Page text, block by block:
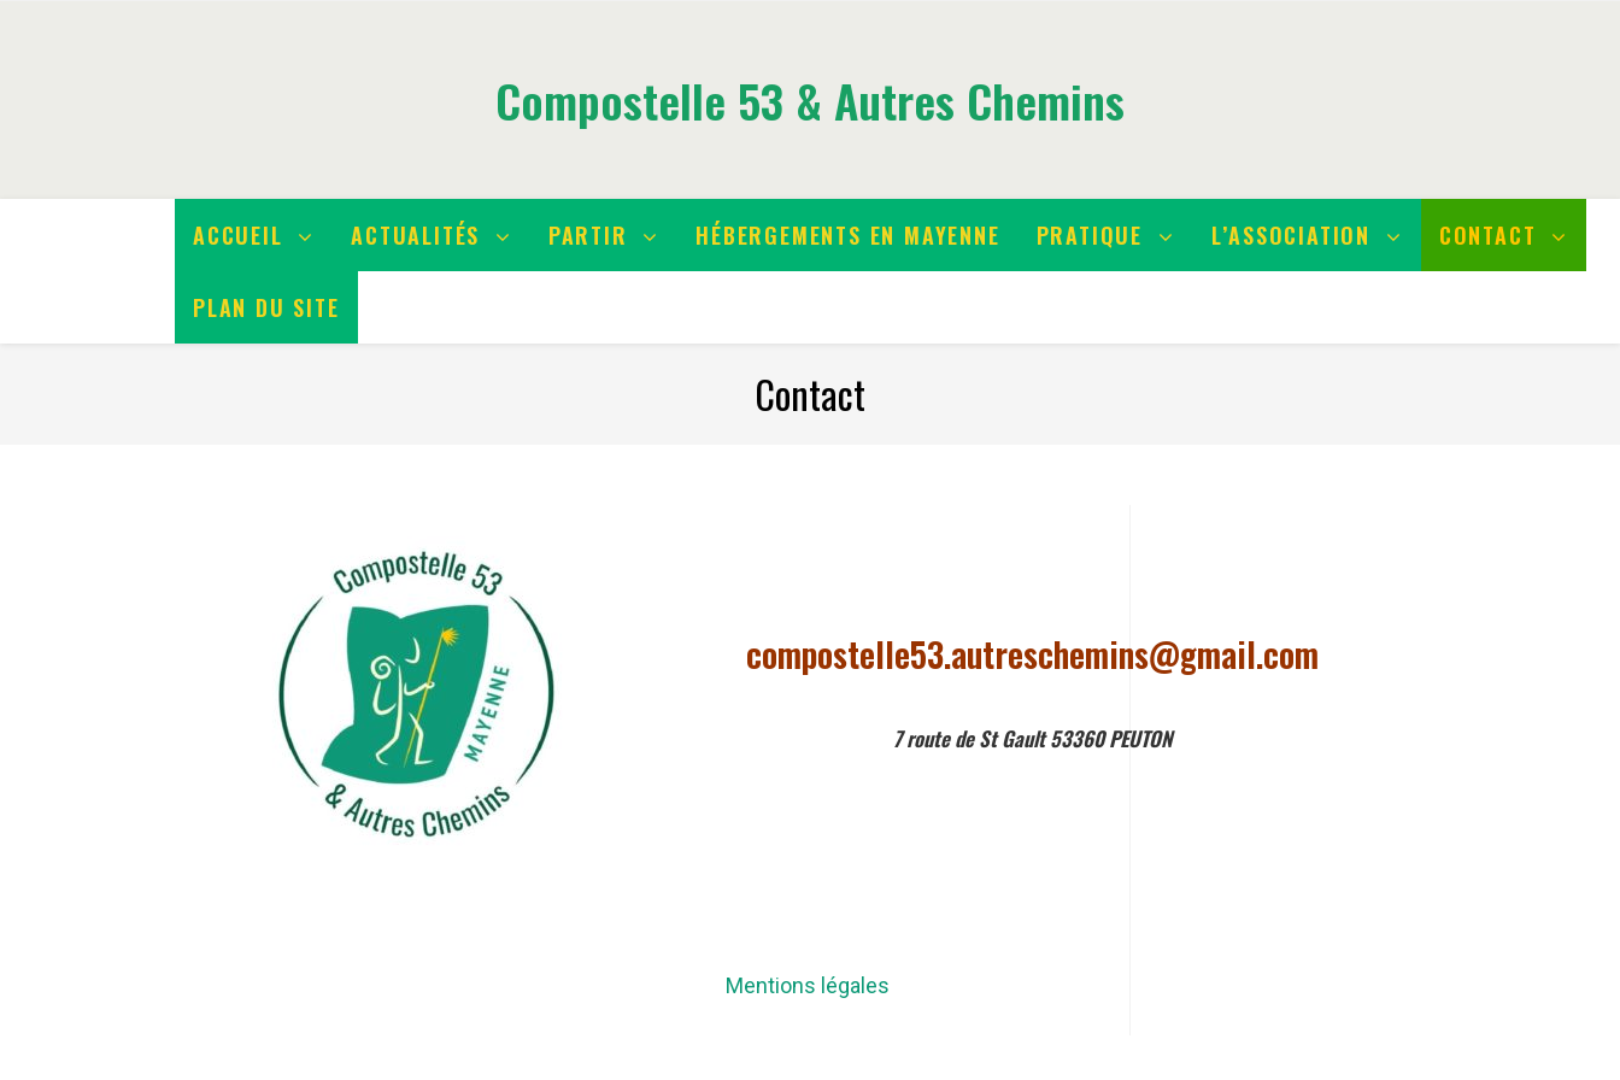
Compostelle 53 & Autres Chemins
ACCUEIL ACTUALITÉS PARTIR HÉBERGEMENTS EN MAYENNE PRATIQUE L’ASSOCIATION CONTACT
PLAN DU SITE
Contact
compostelle53.autreschemins@gmail.com
7 route de St Gault 53360 PEUTON
Mentions légales